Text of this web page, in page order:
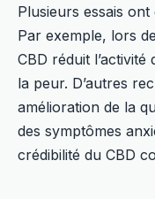
Plusieurs essais
Par exemple, lors
CBD réduit
la peur. D’autres
amélioration de la
des symptômes
crédibilité du CBD